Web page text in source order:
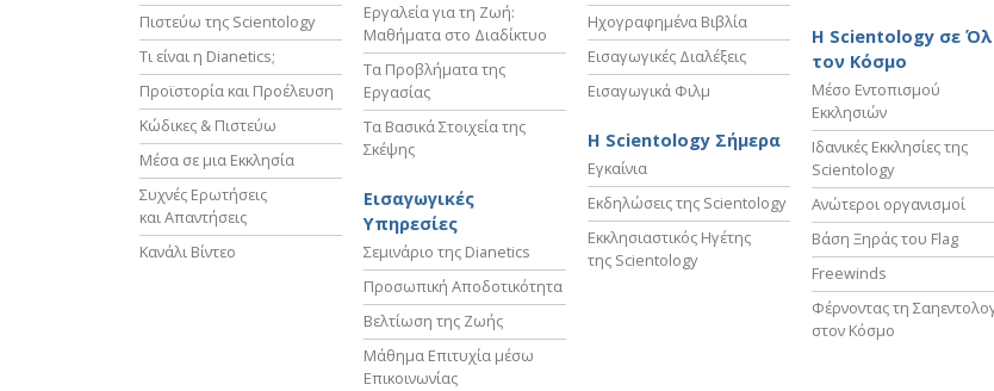
Πιστεύω της Scientology
Τι είναι η Dianetics;
Προϊστορία και Προέλευση
Κώδικες & Πιστεύω
Μέσα σε μια Εκκλησία
Συχνές Ερωτήσεις
και Απαντήσεις
Κανάλι Βίντεο
Εργαλεία για τη Ζωή:
Μαθήματα στο Διαδίκτυο
Τα Προβλήματα της
Εργασίας
Τα Βασικά Στοιχεία της
Σκέψης
Εισαγωγικές
Υπηρεσίες
Σεμινάριο της Dianetics
Προσωπική Αποδοτικότητα
Βελτίωση της Ζωής
Μάθημα Επιτυχία μέσω
Επικοινωνίας
Ηχογραφημένα Βιβλία
Εισαγωγικές Διαλέξεις
Εισαγωγικά Φιλμ
Η Scientology Σήμερα
Εγκαίνια
Εκδηλώσεις της Scientology
Εκκλησιαστικός Ηγέτης
της Scientology
Η Scientology σε
τον Κόσμο
Μέσο Εντοπισμού
Εκκλησιών
Ιδανικές Εκκλησίες της
Scientology
Ανώτεροι οργανισμοί
Βάση Ξηράς του Flag
Freewinds
Φέρνοντας τη
στον Κόσμο